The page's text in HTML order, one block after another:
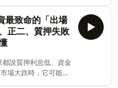
下單再送百優精純乳
曬，剛好完整補齊男
四個步驟，不需要再
親節快到
買連結：
VEu4h7 數量有
把這套步驟完整又簡
、不投資與市場波動
感不是
是知道自己選擇了哪
金流、備用金與心理
本集也延伸聊到大盤
控槓桿、股票質押、
納入槓桿率、IBKR
型房貸搭配期貨，以
最致命的「出場
正二、質押失敗
場大跌時，它可能直